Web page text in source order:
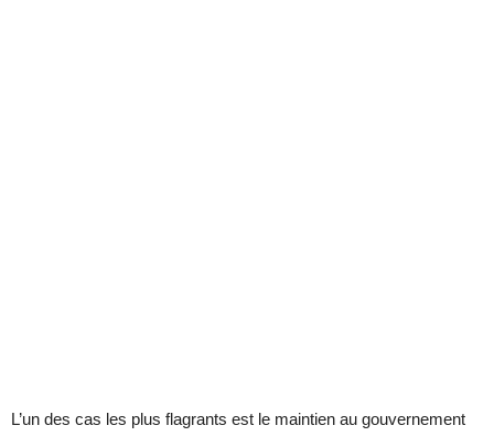
L’un des cas les plus flagrants est le maintien au gouvernement